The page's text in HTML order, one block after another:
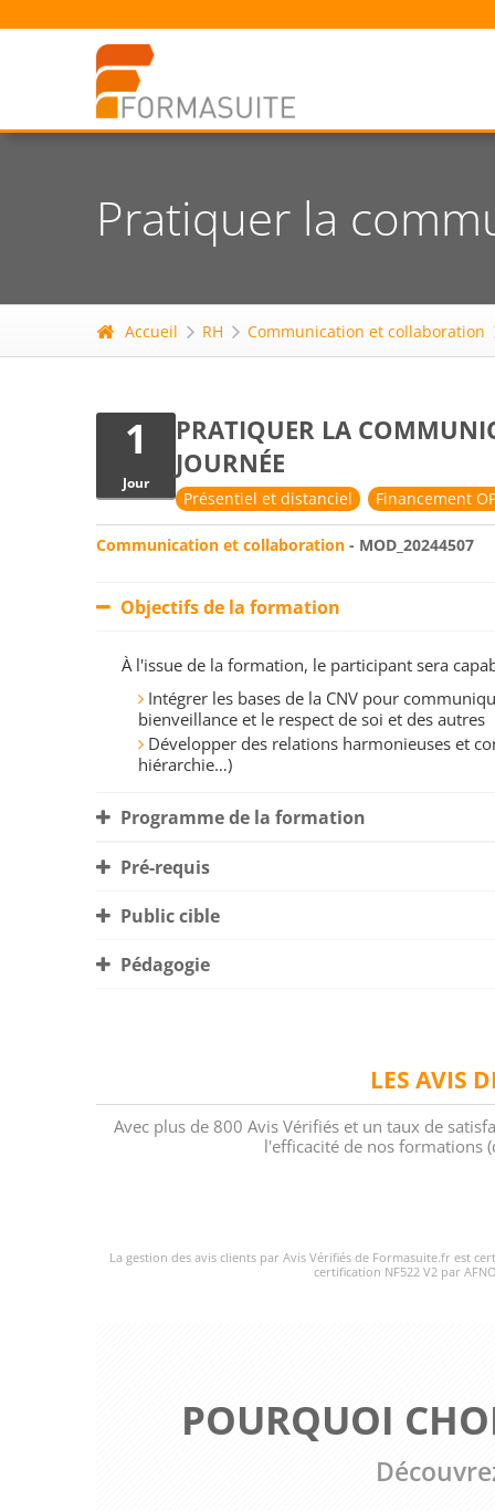
Pratiquer la
Accueil RH Communication et collaboration
1
Jour
PRATIQUER LA
JOURNÉE
Présentiel et distanciel Financement
Communication et collaboration - MOD_20244507
Objectifs de la formation
À l'issue de la formation, le participant sera
Intégrer les bases de la CNV pour
bienveillance et le respect de soi et des autres
Développer des relations harmonieuses et
hiérarchie…)
Programme de la formation
Pré-requis
Public cible
Pédagogie
LES AVIS
Avec plus de 800 Avis Vérifiés et un taux de
l'efficacité de nos formations
La gestion des avis clients par Avis Vérifiés de Formasuite.fr est
certification NF522 V2 par
POURQUOI